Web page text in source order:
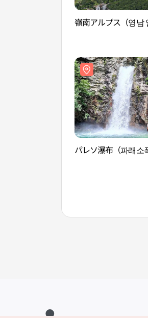
嶺南アルプス（영남
パレソ瀑布（파래소